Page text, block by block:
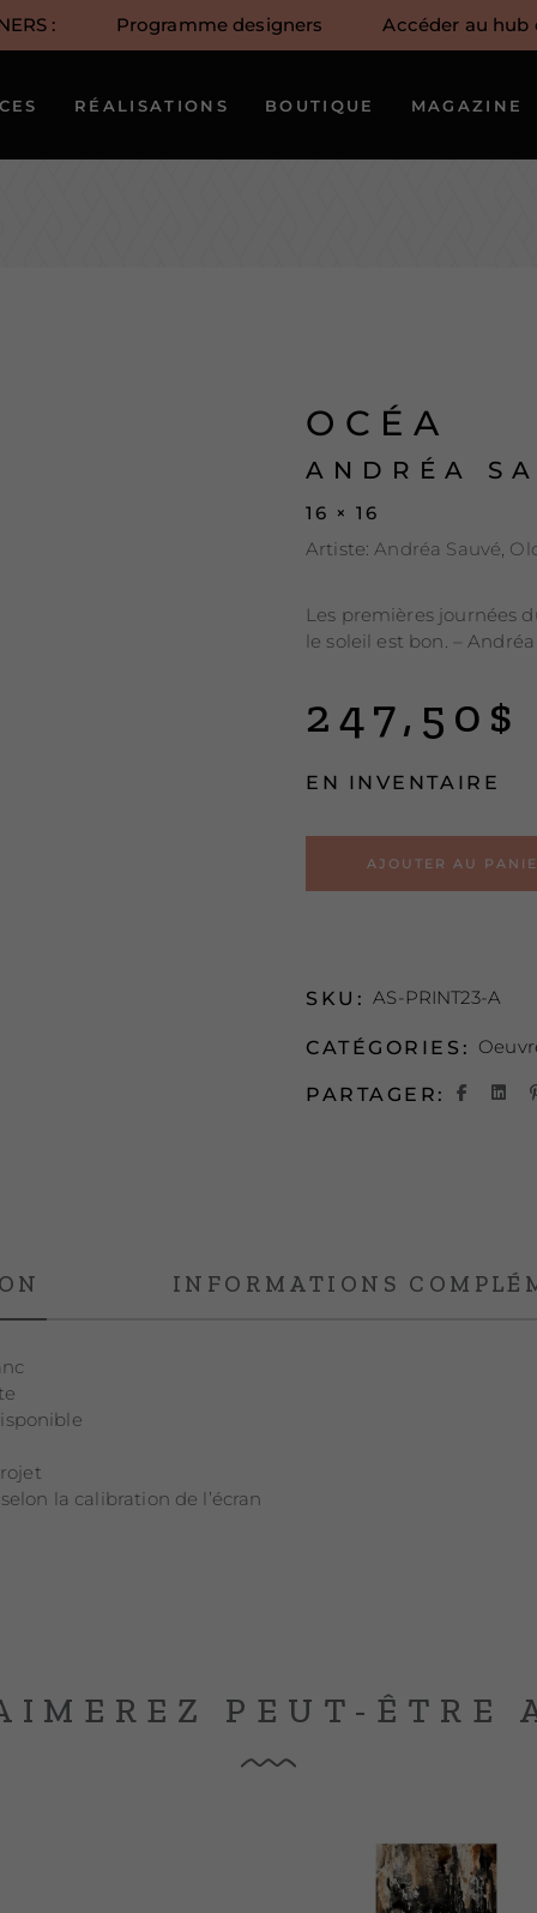
: Programme designers Accéder au hub
RÉALISATIONS BOUTIQUE MAGAZINE
Notre approche
Notre équipe
Nos artistes
OCÉA
ANDRÉA
16 × 16
Artiste:Andréa Sauvé,
Les premières journées
le soleil est bon. – Andréa
247,50 $
EN INVENTAIRE
AJOUTER AU
SKU: AS-PRINT23-A
CATÉGORIES:
PARTAGER:
INFORMATIONS
la calibration de l’écran
PEUT-ÊTRE